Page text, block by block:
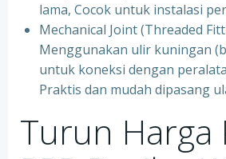
lama, Cocok untuk instalasi
⁠Mechanical Joint (Threaded
Menggunakan ulir kuningan
untuk koneksi dengan
Praktis dan mudah dipasang
Turun Harga